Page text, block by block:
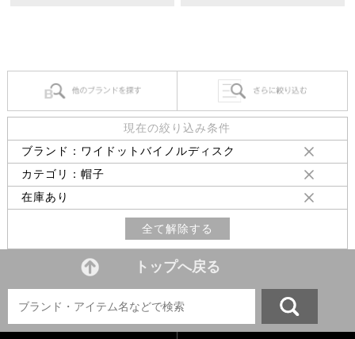
現在の絞り込み条件
ブランド：ワイドットバイノルディスク
カテゴリ：帽子
在庫あり
全て解除する
トップへ戻る